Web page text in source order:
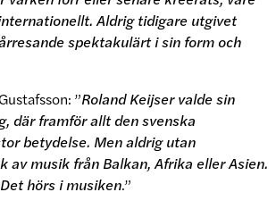
Aldrig tidigare utgivet
spektakulärt i sin form och
”Roland Keijser valde sin
där framför allt den svenska
betydelse. Men aldrig utan
av musik från Balkan, Afrika eller Asien.
hörs i musiken.”